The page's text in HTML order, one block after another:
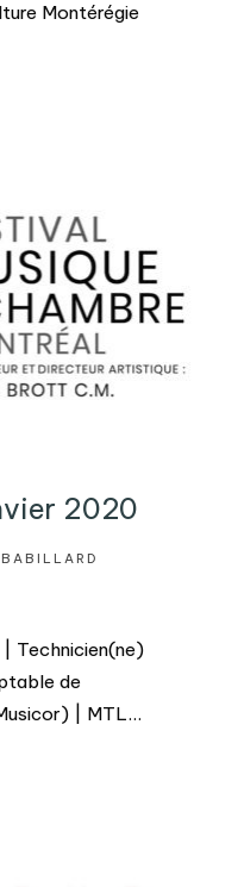
Montérégie
2020
BABILLARD
Technicien(ne)
de
| MTL...